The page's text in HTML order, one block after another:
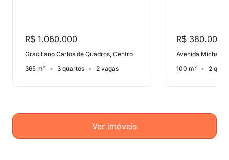
R$ 1.060.000
Graciliano Carlos de Quadros, Centro
365 m²
3 quartos 2 vagas
R$ 380.000
Avenida
100 m²
2
Ver imóveis